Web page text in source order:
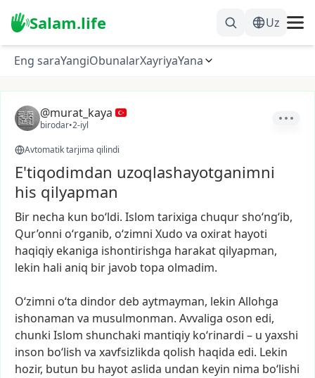
Salam.life Uz
Eng saraYangiObunalarXayriyaYana
@murat_kaya
birodar•2-iyl
Avtomatik tarjima qilindi
E'tiqodimdan uzoqlashayotganimni
his qilyapman
Bir necha kun bo‘ldi. Islom tarixiga chuqursho‘ng‘ib,
Qur’onni o‘rganib, o‘zimni Xudo va oxirat hayoti
haqiqiy ekaniga ishontirishga harakat qilyapman,
lekin hali aniq bir javob topa olmadim.
O‘zimni o‘ta dindor deb aytmayman, lekin Allohga
ishonaman va musulmonman. Avvaliga oson edi,
chunki Islom shunchaki mantiqiy ko‘rinardi – u yaxshi
inson bo‘lish va xavfsizlikda qolish haqida edi. Lekin
hozir, butun bu hayotaslida undan keyin nima bo‘lishi